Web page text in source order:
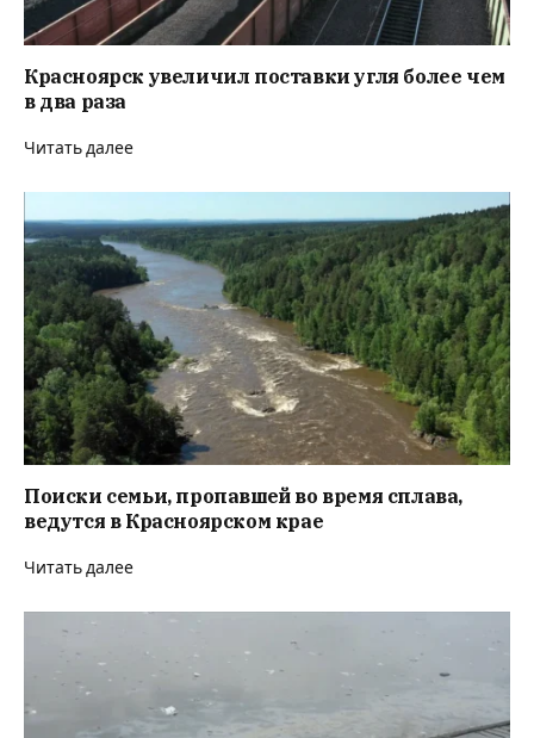
Красноярск увеличил поставки угля более чем
в два раза
Читать далее
Поиски семьи, пропавшей во время сплава,
ведутся в Красноярском крае
Читать далее